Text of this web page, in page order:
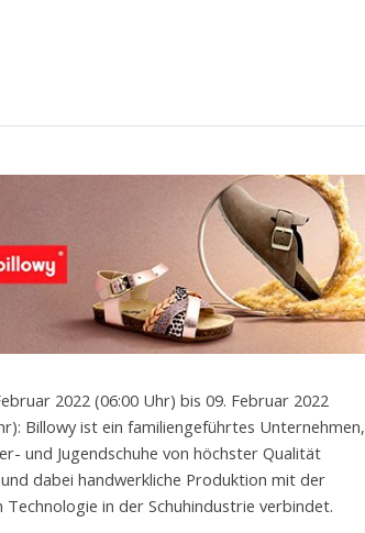
2022 (06:00 Uhr) bis 09. Februar 2022
Billowy ist ein familiengeführtes Unternehmen,
und Jugendschuhe von höchster Qualität
dabei handwerkliche Produktion mit der
Technologie in der Schuhindustrie verbindet.